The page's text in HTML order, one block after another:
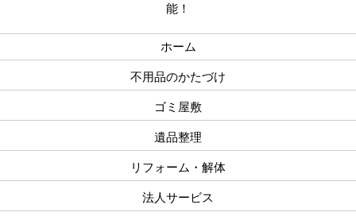
能！
ホーム
不用品のかたづけ
ゴミ屋敷
遺品整理
リフォーム・解体
法人サービス